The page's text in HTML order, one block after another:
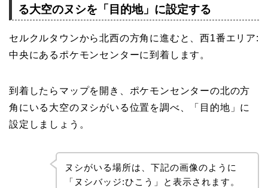
る大空のヌシを「目的地」に設定する
セルクルタウンから北西の方角に進むと、西1番エリア:
中央にあるポケモンセンターに到着します。
到着したらマップを開き、ポケモンセンターの北の方
角にいる大空のヌシがいる位置を調べ、「目的地」に
設定しましょう。
ヌシがいる場所は、下記の画像のように
「ヌシバッジ:ひこう」と表示されます。